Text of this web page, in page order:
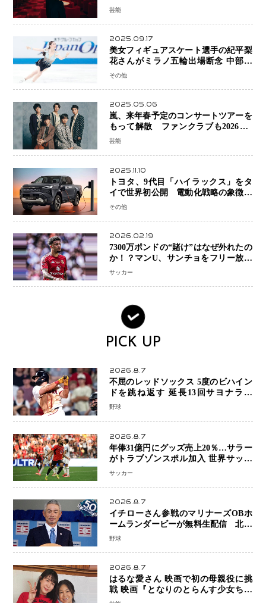
芸能
2025.09.17
美女フィギュアスケート選手の紀平梨
花さんがミラノ五輪出場断念 中部選
手権欠場を発表「安全最優先の判断」
その他
2025.05.06
嵐、来年春予定のコンサートツアーを
もって解散 ファンクラブも2026年5
月末で活動終了
芸能
2025.11.10
トヨタ、9代目「ハイラックス」をタ
イで世界初公開 電動化戦略の象徴と
なるBEVモデルを初設定
その他
2026.02.19
7300万ポンドの“賭け”はなぜ外れたの
か！？マンU、サンチョをフリー放出
へ・・・補強戦略の転換点に
サッカー
PICK UP
2026.8.7
不屈のレッドソックス 5度のビハイン
ドを跳ね返す 延長13回サヨナラ勝
ち 吉田正尚選手も2安打1打点で貢献 4
野球
2026.8.7
年俸31億円にグッズ売上20％…サラー
がトラブゾンスポル加入 世界サッカ
ーは「五大リーグ一強」から新時代へ
サッカー
2026.8.7
イチローさん参戦のマリナーズOBホ
ームランダービーが無料生配信 北米
ならではの“魅せる興行”に世界が注目
野球
2026.8.7
はるな愛さん 映画で初の母親役に挑
戦 映画『となりのとらんす少女ちゃ
ん』11月7日公開 未来の自分との対話